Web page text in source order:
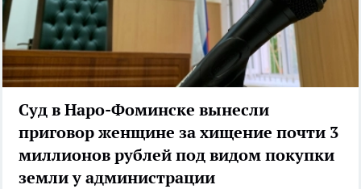
Суд в Наро-Фоминске вынесли
приговор женщине за хищение почти 3
миллионов рублей под видом покупки
земли у администрации